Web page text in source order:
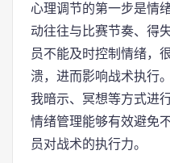
心理调节的第一步是情
动往往与比赛节奏、得
员不能及时控制情绪，
溃，进而影响战术执行
我暗示、冥想等方式进
情绪管理能够有效避免
员对战术的执行力。